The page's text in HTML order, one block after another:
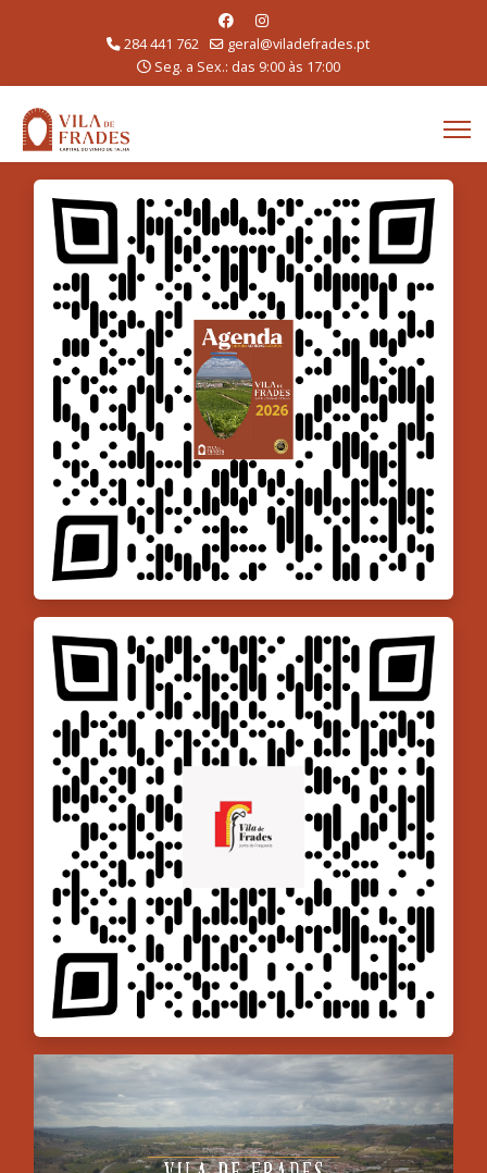
284 441 762
geral@viladefrades.pt
Seg. a Sex.: das 9:00 às 17:00